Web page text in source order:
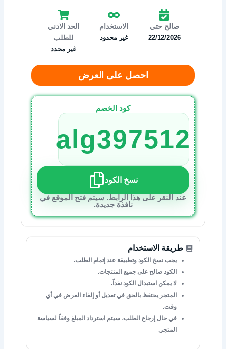
صالح حتي
22/12/2026
الاستخدام
غير محدود
الحد الادني
للطلب
غير محدد
احصل على العرض
كود الخصم
alg397512
نسخ الكود
عند النقر على هذا الرابط. سيتم فتح الموقع في
نافذة جديدة.
طريقة الاستخدام
يجب نسخ الكود وتطبيقة عند إتمام الطلب.
الكود صالح على جميع المنتجات.
لا يمكن استبدال الكود نفداً.
المتجر يحتفظ بالحق في تعديل أو إلغاء العرض في أي
وقت.
في حال إرجاع الطلب، سيتم استرداد المبلغ وفقاً لسياسة
المتجر.